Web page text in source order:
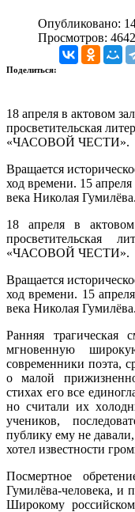
Опубликовано:
Просмотров: 4642
Поделиться:
18 апреля в актовом
просветительская
«ЧАСОВОЙ ЧЕСТИ».
Вращается
ход времени. 15
века Николая Гумилёва.
18 апреля в
просветительская
«ЧАСОВОЙ ЧЕСТИ».
Вращается
ход времени. 15
века Николая Гумилёва.
Ранняя
мгновенную
современники поэта,
о малой
стихах его все
но считали их
учеников,
публику ему не
хотел известности
Посмертное
Гумилёва-человека, и
Широкому